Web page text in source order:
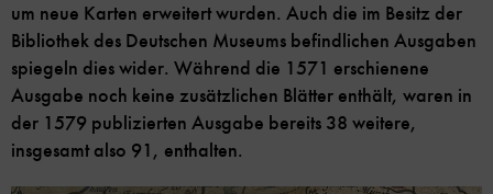
um neue Karten erweitert wurden. Auch die im Besitz der
Bibliothek des Deutschen Museums befindlichen Ausgaben
spiegeln dies wider. Während die 1571 erschienene
Ausgabe noch keine zusätzlichen Blätter enthält, waren in
der 1579 publizierten Ausgabe bereits 38 weitere,
insgesamt also 91, enthalten.